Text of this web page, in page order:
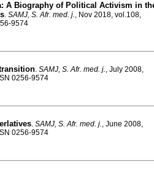
A Biography of Political Activism in
. SAMJ, S. Afr. med. j., Nov 2018, vol.108,
9574
. SAMJ, S. Afr. med. j., July 2008,
0256-9574
. SAMJ, S. Afr. med. j., June 2008,
0256-9574